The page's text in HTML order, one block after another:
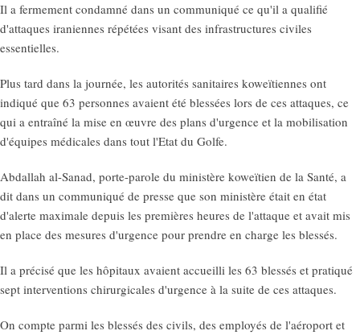
Il a fermement condamné dans un communiqué ce qu'il a qualifié
d'attaques iraniennes répétées visant des infrastructures civiles
essentielles.
Plus tard dans la journée, les autorités sanitaires koweïtiennes ont
indiqué que 63 personnes avaient été blessées lors de ces attaques, ce
qui a entraîné la mise en œuvre des plans d'urgence et la mobilisation
d'équipes médicales dans tout l'Etat du Golfe.
Abdallah al-Sanad, porte-parole du ministère koweïtien de la Santé, a
dit dans un communiqué de presse que son ministère était en état
d'alerte maximale depuis les premières heures de l'attaque et avait mis
en place des mesures d'urgence pour prendre en charge les blessés.
Il a précisé que les hôpitaux avaient accueilli les 63 blessés et pratiqué
sept interventions chirurgicales d'urgence à la suite de ces attaques.
On compte parmi les blessés des civils, des employés de l'aéroport et